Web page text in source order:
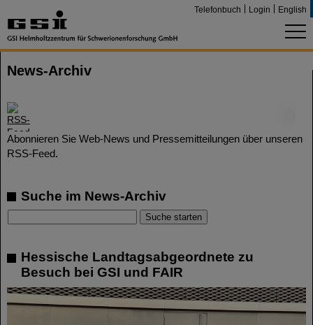
Telefonbuch Login English
News-Archiv
Abonnieren Sie Web-News und Pressemitteilungen über unseren
RSS-Feed.
Suche im News-Archiv
Hessische Landtagsabgeordnete zu
Besuch bei GSI und FAIR